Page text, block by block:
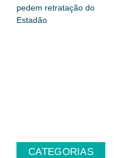
CATEGORIAS